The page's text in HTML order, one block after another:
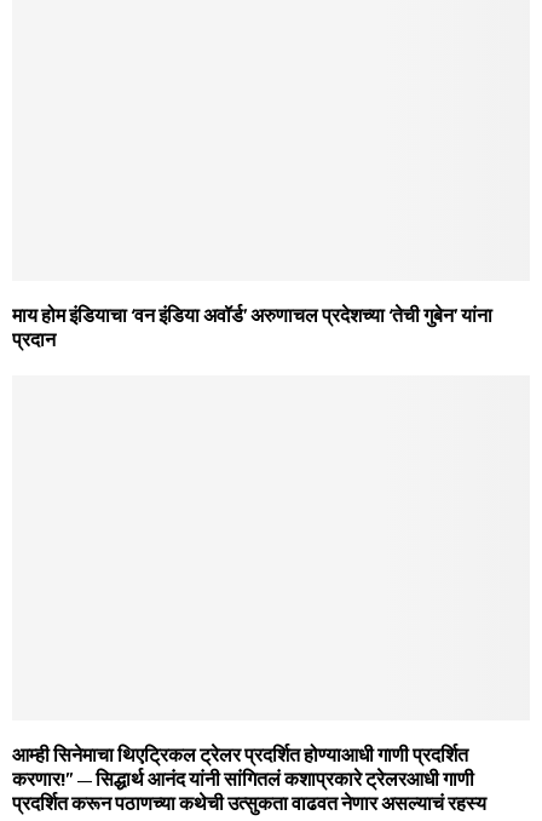
माय होम इंडियाचा ‘वन इंडिया अवॉर्ड’ अरुणाचल प्रदेशच्या ‘तेची गुबेन’ यांना
प्रदान
आम्ही सिनेमाचा थिएट्रिकल ट्रेलर प्रदर्शित होण्याआधी गाणी प्रदर्शित
करणार!” – सिद्धार्थ आनंद यांनी सांगितलं कशाप्रकारे ट्रेलरआधी गाणी
प्रदर्शित करून पठाणच्या कथेची उत्सुकता वाढवत नेणार असल्याचं रहस्य